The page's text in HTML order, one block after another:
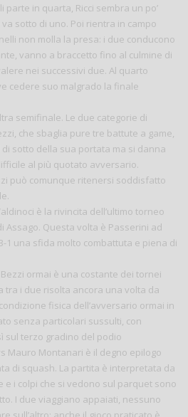
in quarta, Ricci sembra un po’
sotto di uno. Poi rientra in campo
non molla la presa: i due conducono
vanno a braccetto fino al culmine di
nei successivi due. Al quarto
cedere suo malgrado la finale
semifinale. Le due categorie di
che sbaglia pure tre battute a game,
sotto della sua portata ma si danna
al più quotato avversario.
può comunque ritenersi soddisfatto
è la rivincita dell’ultimo torneo
Assago. Questa volta è Passerini ad
1 una sfida molto combattuta e piena di
ormai è una costante dei tornei
tra i due risolta ancora una volta da
fisica dell’avversario ormai in
senza particolari sussulti, con
sul terzo gradino del podio
Mauro Montanari è il degno epilogo
di squash. La partita è interpretata da
e i colpi che si vedono sul parquet sono
I due viaggiano appaiati, nessuno